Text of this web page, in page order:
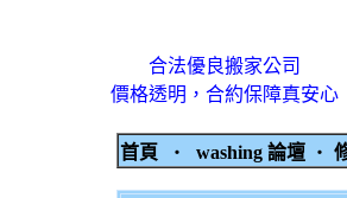
合法優良搬家公司
價格透明，合約保障真安心
首頁 ‧ washing 論壇 ‧